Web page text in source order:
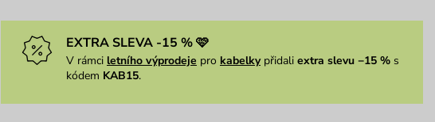
EXTRA SLEVA -15 % 🩷
V rámci letního výprodeje pro kabelkypřidali extra slevu −15 %s
kódem KAB15.